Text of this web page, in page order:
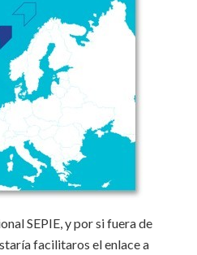
SEPIE, y por si fuera de
facilitaros el enlace a